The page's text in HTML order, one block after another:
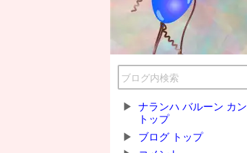
ナランハ バルーン カ
トップ
ブログ トップ